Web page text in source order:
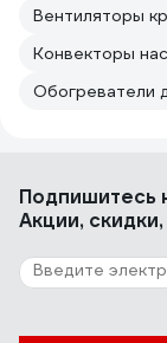
Вентиляторы
Конвекторы
Обогреватели
Подпишитесь
Акции,